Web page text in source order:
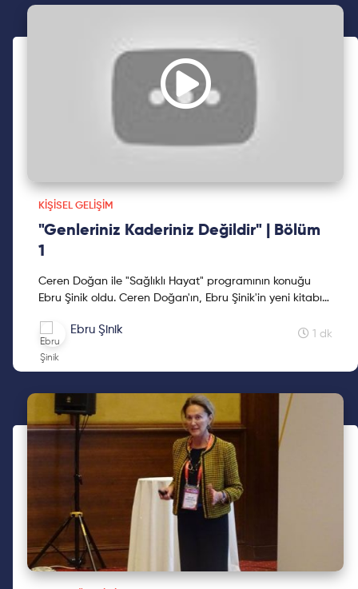
KIŞISEL GELIŞIM
"Genleriniz Kaderiniz Değildir" | Bölüm
1
Ceren Doğan ile "Sağlıklı Hayat" programının konuğu
Ebru Şinik oldu. Ceren Doğan'ın, Ebru Şinik'in yeni kitabı
Ebru Şinik 1 dk